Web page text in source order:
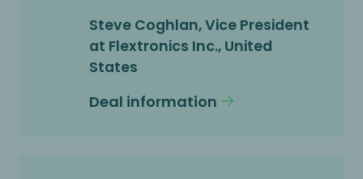
Steve Coghlan, Vice President
at Flextronics Inc., United
States
Deal information